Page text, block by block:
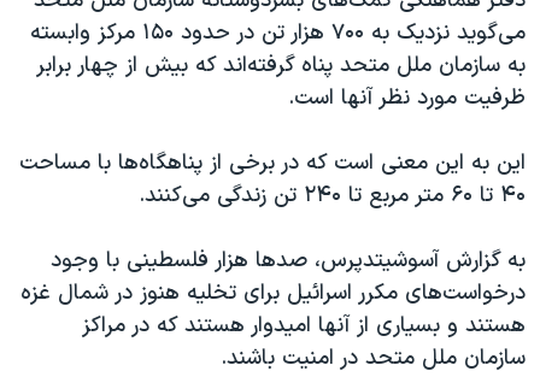
می‌گوید نزدیک به ۷۰۰ هزار تن در حدود ۱۵۰ مرکز وابسته
به سازمان ملل متحد پناه گرفته‌اند که بیش از چهار برابر
ظرفیت مورد نظر آنها است.
این به این معنی است که در برخی از پناهگاه‌ها با مساحت
۴۰ تا ۶۰ متر مربع تا ۲۴۰ تن زندگی می‌کنند.
به گزارش آسوشیتدپرس، صدها هزار فلسطینی با وجود
درخواست‌های مکرر اسرائیل برای تخلیه هنوز در شمال غزه
هستند و بسیاری از آنها امیدوار هستند که در مراکز
سازمان ملل متحد در امنیت باشند.